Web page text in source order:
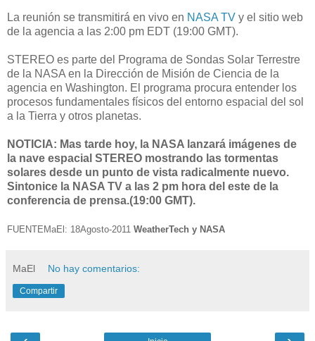
La reunión se transmitirá en vivo en NASA TV y el sitio web
de la agencia a las 2:00 pm EDT (19:00 GMT).
STEREO es parte del Programa de Sondas Solar Terrestre
de la NASA en la Dirección de Misión de Ciencia de la
agencia en Washington. El programa procura entender los
procesos fundamentales físicos del entorno espacial del sol
a la Tierra y otros planetas.
NOTICIA: Mas tarde hoy, la NASA lanzará imágenes de
la nave espacial STEREO mostrando las tormentas
solares desde un punto de vista radicalmente nuevo.
Sintonice la NASA TV a las 2 pm hora del este de la
conferencia de prensa.(19:00 GMT).
FUENTEMaEl: 18Agosto-2011 WeatherTech y NASA
MaEl No hay comentarios:
Compartir